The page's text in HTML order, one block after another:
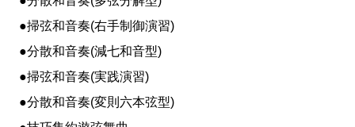
●掃弦和音奏(右手制御演習)
●分散和音奏(減七和音型)
●掃弦和音奏(実践演習)
●分散和音奏(変則六本弦型)